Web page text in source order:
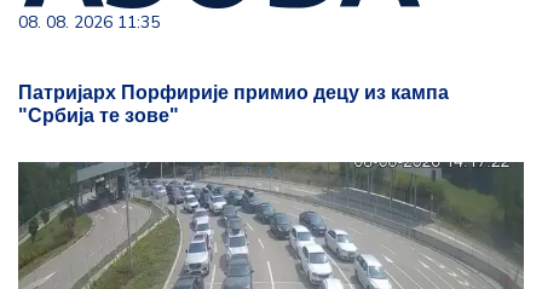
08. 08. 2026 11:35
Патријарх Порфирије примио децу из кампа
"Србија те зове"